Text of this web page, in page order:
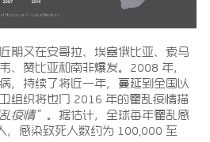
期又在安哥拉、埃塞俄比亚、索马
、赞比亚和南非爆发。2008 年，
，持续了将近一年，蔓延到全国以
组织将也门 2016 年的霍乱疫情描
疫情” 。据估计，全球每年霍乱感
，感染致死人数约为 100,000 至